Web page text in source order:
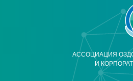
АССОЦИАЦИЯ
И